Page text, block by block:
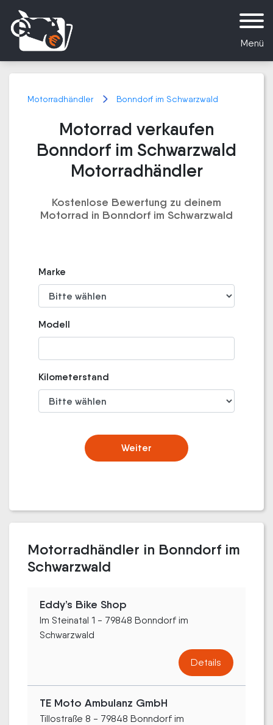
Menü
Motorradhändler Bonndorf im Schwarzwald
Motorrad verkaufen
Bonndorf im Schwarzwald
Motorradhändler
Kostenlose Bewertung zu deinem
Motorrad in Bonndorf im Schwarzwald
Marke
Modell
Kilometerstand
Weiter
Motorradhändler in Bonndorf im
Schwarzwald
Eddy’s Bike Shop
Im Steinatal 1 - 79848 Bonndorf im
Schwarzwald
Details
TE Moto Ambulanz GmbH
Tillostraße 8 - 79848 Bonndorf im